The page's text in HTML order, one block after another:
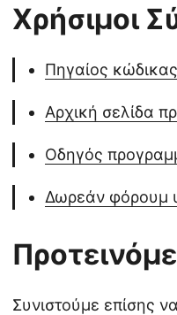
Χρήσιμοι
Πηγαίος
Αρχική σελίδα
Οδηγός
Δωρεάν φόρουμ
Συνιστούμε επίσης